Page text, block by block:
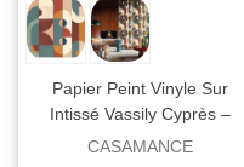
Papier Peint Vinyle Sur
Intissé Vassily Cyprès –
Mouvements De Casamance
CASAMANCE